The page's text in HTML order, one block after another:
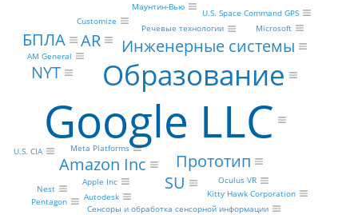
Google LLC
Образование
Amazon Inc Прототип
Инженерные системы
AR
БПЛА
NYT
SU Oculus VR
Nest Kitty Hawk Corporation
Apple Inc
Meta Platforms
Autodesk
Microsoft
Pentagon
U.S. CIA
Речевые технологии
Customize
Сенсоры и обработка сенсорной информации
U.S. Space Command GPS
AM General
Маунтин-Вью